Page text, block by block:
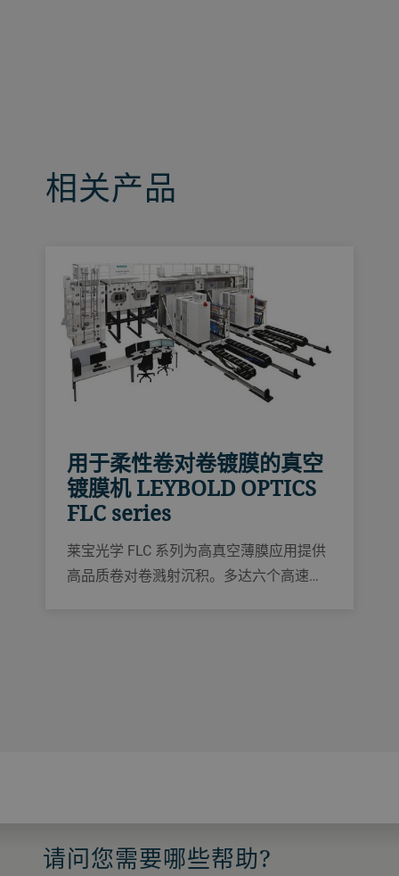
相关产品
用于柔性卷对卷镀膜的真空
镀膜机 LEYBOLD OPTICS
FLC series
莱宝光学 FLC 系列为高真空薄膜应用提供
高品质卷对卷溅射沉积。多达六个高速旋
请问您需要哪些帮助?